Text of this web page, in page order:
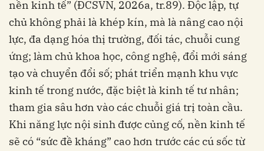
nền kinh tế” (ĐCSVN, 2026a, tr.89). Độc lập, tự
chủ không phải là khép kín, mà là nâng cao nội
lực, đa dạng hóa thị trường, đối tác, chuỗi cung
ứng; làm chủ khoa học, công nghệ, đổi mới sáng
tạo và chuyển đổi số; phát triển mạnh khu vực
kinh tế trong nước, đặc biệt là kinh tế tư nhân;
tham gia sâu hơn vào các chuỗi giá trị toàn cầu.
Khi năng lực nội sinh được củng cố, nền kinh tế
sẽ có “sức đề kháng” cao hơn trước các cú sốc từ